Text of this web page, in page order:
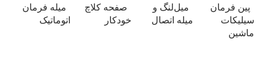
پین فرمان
سیلیکات
ماشین
میل‌لنگ و
میله اتصال
صفحه کلاچ
خودکار
میله فرمان
اتوماتیک